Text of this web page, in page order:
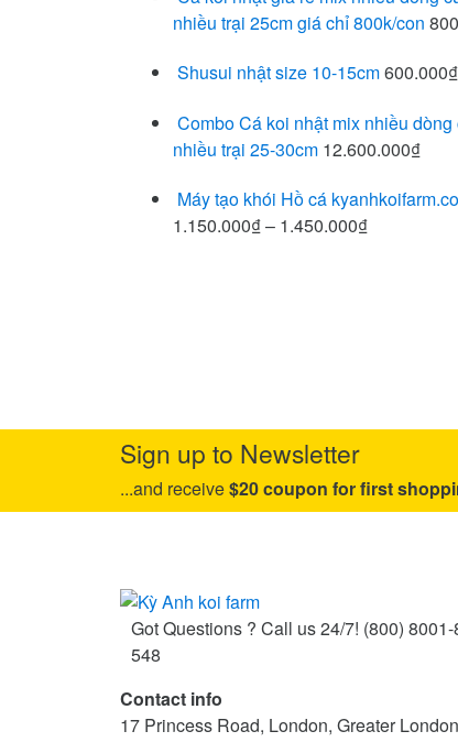
nhiều trại 25cm giá chỉ 800k/con
Shusui nhật size 10-15cm600.000₫
Combo Cá koi nhật mix nhiều dòng
nhiều trại 25-30cm 12.600.000₫
Máy tạo khói Hồ cá
1.150.000₫– 1.450.000₫
Sign up to Newsletter
...and receive$20 coupon for first
Got Questions ? Call us 24/7! (800)
548
Contact info
17 Princess Road, London, Greater